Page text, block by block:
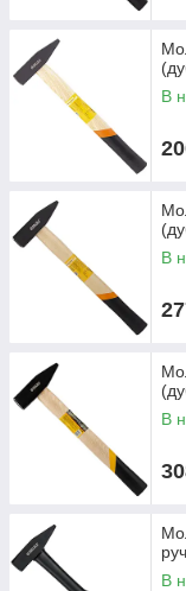
В
В
В
В